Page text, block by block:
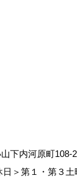
下内河原町
日＞第１・第３